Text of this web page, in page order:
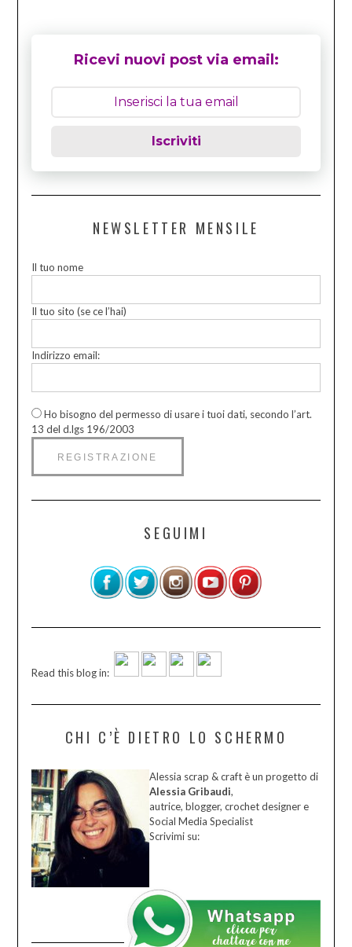
Ricevi nuovi post via email:
Iscriviti
NEWSLETTER MENSILE
Il tuo nome
Il tuo sito (se ce l’hai)
Indirizzo email:
Ho bisogno del permesso di usare i tuoi dati, secondo l’art.
13 del d.lgs 196/2003
SEGUIMI
Read this blog in:
CHI C’È DIETRO LO SCHERMO
Alessia scrap & craft è un progetto di
Alessia Gribaudi,
autrice, blogger, crochet designer e
Social Media Specialist
Scrivimi su: